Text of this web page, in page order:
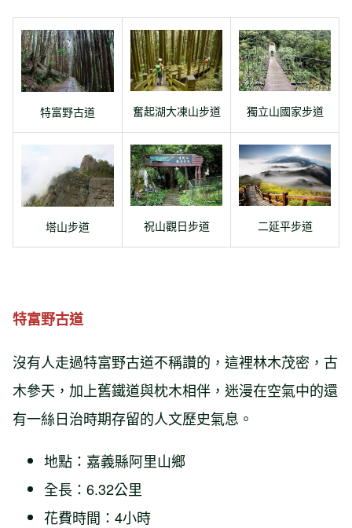
特富野古道 奮起湖大凍山步道 獨立山國家步道
塔山步道 祝山觀日步道 二延平步道
特富野古道
沒有人走過特富野古道不稱讚的，這裡林木茂密，古
木參天，加上舊鐵道與枕木相伴，迷漫在空氣中的還
有一絲日治時期存留的人文歷史氣息。
地點：嘉義縣阿里山鄉
全長：6.32公里
花費時間：4小時